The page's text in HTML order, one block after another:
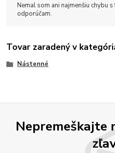
Nemal som ani najmenšiu chybu
odporúčam.
Tovar zaradený v
Nástenné
Nepremeškajte